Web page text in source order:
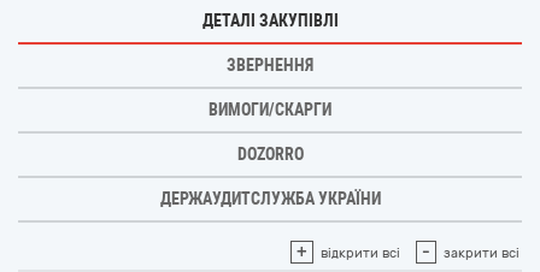
ДЕТАЛІ ЗАКУПІВЛІ
ЗВЕРНЕННЯ
ВИМОГИ/СКАРГИ
DOZORRO
ДЕРЖАУДИТСЛУЖБА УКРАЇНИ
+ відкрити всі - закрити всі